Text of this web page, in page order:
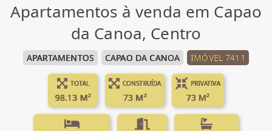
Apartamentos à venda em Capao
da Canoa, Centro
APARTAMENTOS CAPAO DA CANOA IMÓVEL 7411
TOTAL
98.13 M²
CONSTRUÍDA
73 M²
PRIVATIVA
73 M²